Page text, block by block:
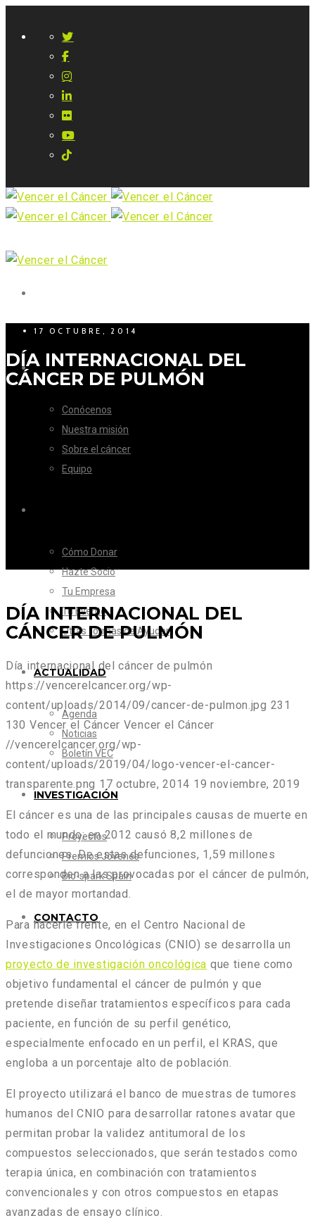
LA FUNDACIÓN
Conócenos
Nuestra misión
Sobre el cáncer
Equipo
Cómo Donar
Hazte Socio
Tu Empresa
Tu Evento
Otras formas de Ayudar
ACTUALIDAD
Agenda
Noticias
Boletín VEC
INVESTIGACIÓN
Proyectos
Premios Jóvenes
Bio-spark Spain
CONTACTO
17 OCTUBRE, 2014
DÍA INTERNACIONAL DEL
CÁNCER DE PULMÓN
DÍA INTERNACIONAL DEL
CÁNCER DE PULMÓN
Día internacional del cáncer de pulmón
https://vencerelcancer.org/wp-
content/uploads/2014/09/cancer-de-pulmon.jpg 231
130 Vencer el Cáncer Vencer el Cáncer
//vencerelcancer.org/wp-
content/uploads/2019/04/logo-vencer-el-cancer-
transparente.png 17 octubre, 2014 19 noviembre, 2019
El cáncer es una de las principales causas de muerte en
todo el mundo; en 2012 causó 8,2 millones de
defunciones. De estas defunciones, 1,59 millones
corresponden a las provocadas por el cáncer de pulmón,
el de mayor mortandad.
Para hacerle frente, en el Centro Nacional de
Investigaciones Oncológicas (CNIO) se desarrolla un
proyecto de investigación oncológica que tiene como
objetivo fundamental el cáncer de pulmón y que
pretende d iseñar tratamientos específicos para cada
paciente, en función de su perfil genético,
especialmente enfocado en un perfil, el KRAS, que
engloba a un porcentaje alto de población.
El proyecto utilizará el banco de muestras de tumores
humanos del CNIO para desarrollar ratones avatar que
permitan probar la validez antitumoral de los
compuestos seleccionados, que serán testados como
terapia única, en combinación con tratamientos
convencionales y con otros compuestos en etapas
avanzadas de ensayo clínico.